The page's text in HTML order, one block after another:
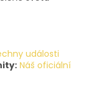
události
Náš oficiální